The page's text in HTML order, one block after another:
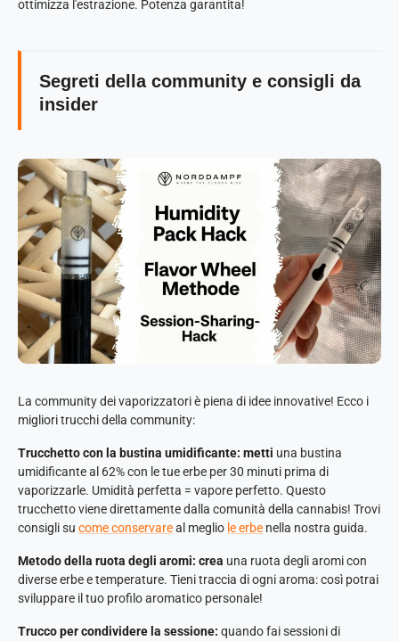
ottimizza l'estrazione. Potenza garantita!
Segreti della community e consigli da
insider
La community dei vaporizzatori è piena di idee innovative! Ecco i
migliori trucchi della community:
Trucchetto con la bustina umidificante: metti una bustina
umidificante al 62% con le tue erbe per 30 minuti prima di
vaporizzarle. Umidità perfetta = vapore perfetto. Questo
trucchetto viene direttamente dalla comunità della cannabis! Trovi
consigli su come conservareal meglio le erbe nella nostra guida.
Metodo della ruota degli aromi: crea una ruota degli aromi con
diverse erbe e temperature. Tieni traccia di ogni aroma: così potrai
sviluppare il tuo profilo aromatico personale!
Trucco per condividere la sessione: quando fai sessioni di